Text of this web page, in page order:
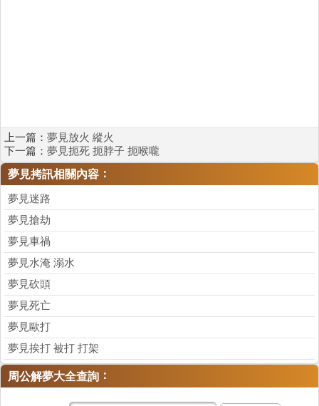
上一篇： 夢見放火 縱火
下一篇： 夢見扼死 扼脖子 扼喉嚨
夢見拷訊相關內容 ：
夢見迷路
夢見搶劫
夢見車禍
夢見水淹 溺水
夢見砍頭
夢見死亡
夢見歐打
夢見挨打 被打 打架
周公解夢大全查詢 ：